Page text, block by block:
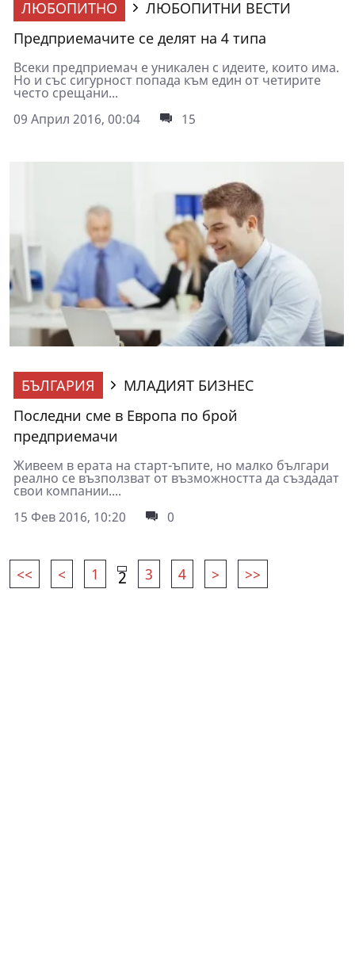
ЛЮБОПИТНО
ЛЮБОПИТНИ ВЕСТИ
Предприемачите се делят на 4 типа
Всеки предприемач е уникален с идеите, които има.
Но и със сигурност попада към един от четирите
често срещани...
09 Април 2016, 00:04
15
БЪЛГАРИЯ
МЛАДИЯТ БИЗНЕС
Последни сме в Европа по брой
предприемачи
Живеем в ерата на старт-ъпите, но малко българи
реално се възползват от възможността да създадат
свои компании....
15 Фев 2016, 10:20
0
<< < 1 2 3 4 > >>